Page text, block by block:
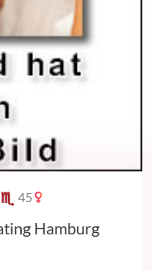
45
Hamburg